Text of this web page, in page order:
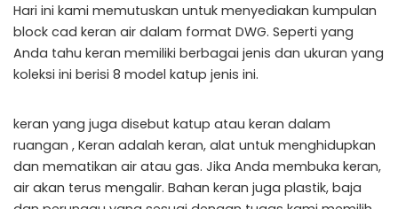
Hari ini kami memutuskan untuk menyediakan kumpulan
block cad keran air dalam format DWG. Seperti yang
Anda tahu keran memiliki berbagai jenis dan ukuran yang
koleksi ini berisi 8 model katup jenis ini.
keran yang juga disebut katup atau keran dalam
ruangan , Keran adalah keran, alat untuk menghidupkan
dan mematikan air atau gas. Jika Anda membuka keran,
air akan terus mengalir. Bahan keran juga plastik, baja